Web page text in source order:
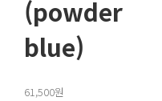
(powder
blue)
61,500원